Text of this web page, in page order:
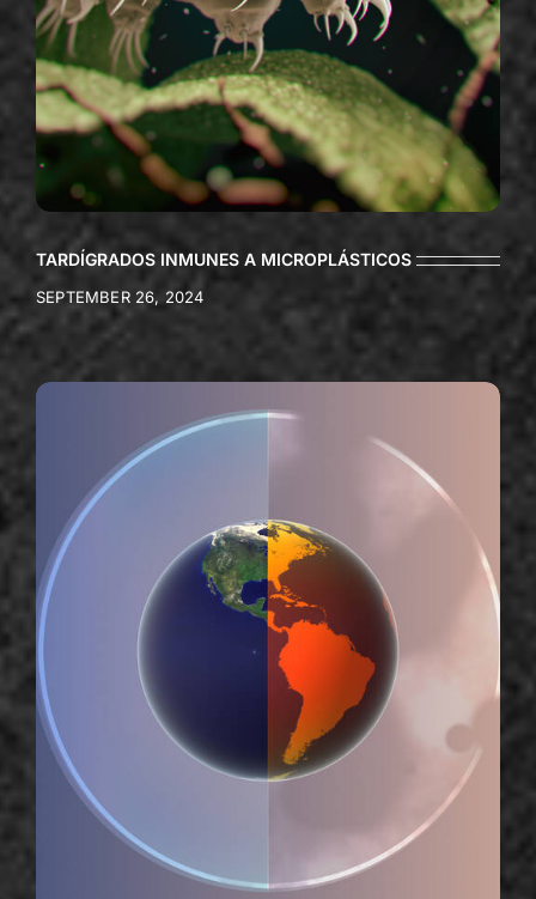
TARDÍGRADOS INMUNES A MICROPLÁSTICOS
SEPTEMBER 26, 2024